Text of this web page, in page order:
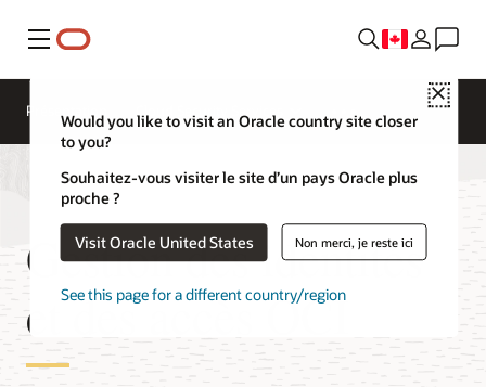
Menu
Close
Would you like to visit an Oracle country site closer
to you?
Souhaitez-vous visiter le site d’un pays Oracle plus
proche ?
Visit Oracle United States Non merci, je reste ici
See this page for a different country/region
Présentation
Gestion des identités
et des accès OCI